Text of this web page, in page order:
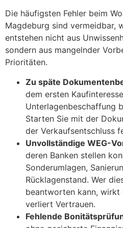
Die häufigsten Fehler beim
Magdeburg sind vermeidbar,
entstehen nicht aus
sondern aus mangelnder
Prioritäten.
Zu späte
dem ersten
Unterlagenbeschaffung
Starten Sie mit der
der Verkaufsentschluss
Unvollständige WEG-
deren Banken stellen
Sonderumlagen,
Rücklagenstand. Wer
beantworten kann, wirkt
verliert Vertrauen.
Fehlende